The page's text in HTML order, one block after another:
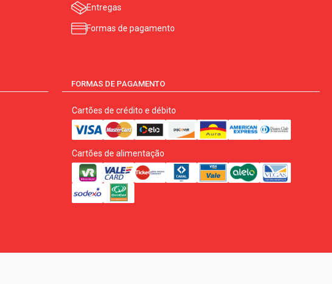
Entregas
Formas de pagamento
FORMAS DE PAGAMENTO
Cartões de crédito e débito
Cartões de alimentação